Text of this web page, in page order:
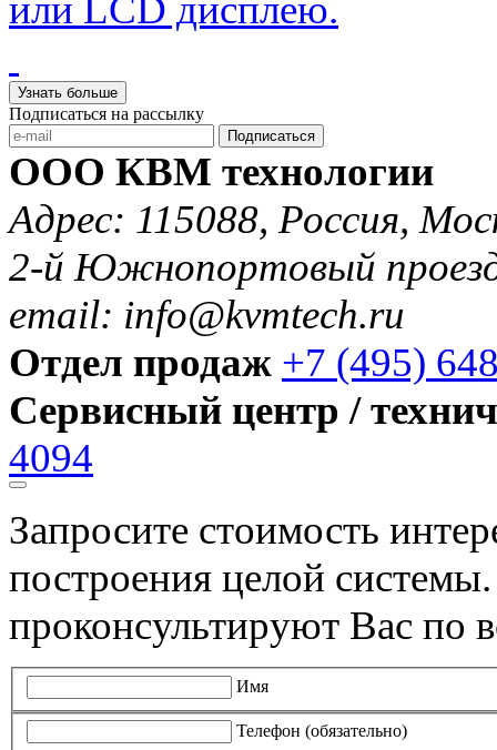
или LCD дисплею.
Узнать больше
Подписаться на рассылку
Подписаться
ООО КВМ технологии
Адрес: 115088, Россия,
2-й Южнопортовый
email: info@kvmtech.ru
Отдел продаж +7 (495)
Сервисный центр /
4094
Запросите стоимость
построения целой
проконсультируют Вас по
Имя
Телефон (обязательно)